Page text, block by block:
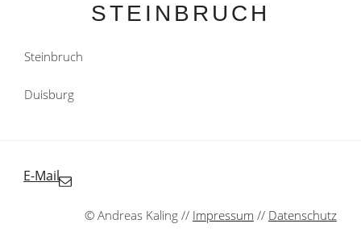
STEINBRUCH
Steinbruch
Duisburg
E-Mail
© Andreas Kaling // Impressum // Datenschutz